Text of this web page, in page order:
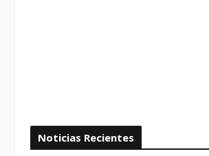
Noticias Recientes